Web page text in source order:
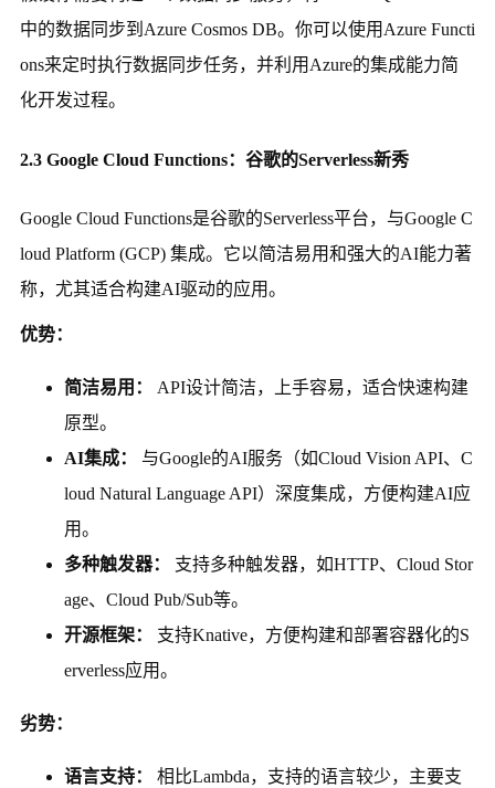
中的数据同步到Azure Cosmos DB。你可以使用Azure Functi
ons来定时执行数据同步任务，并利用Azure的集成能力简
化开发过程。
2.3 Google Cloud Functions：谷歌的Serverless新秀
Google Cloud Functions是谷歌的Serverless平台，与Google C
loud Platform (GCP) 集成。它以简洁易用和强大的AI能力著
称，尤其适合构建AI驱动的应用。
优势：
简洁易用：
API设计简洁，上手容易，适合快速构建
原型。
AI集成：
与Google的AI服务（如Cloud Vision API、C
loud Natural Language API）深度集成，方便构建AI应
用。
多种触发器：
支持多种触发器，如HTTP、Cloud Stor
age、Cloud Pub/Sub等。
开源框架：
支持Knative，方便构建和部署容器化的S
erverless应用。
劣势：
语言支持：
相比Lambda，支持的语言较少，主要支